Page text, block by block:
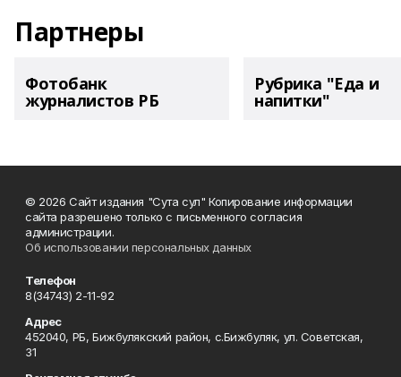
Партнеры
Фотобанк
журналистов РБ
Рубрика "Еда и
напитки"
© 2026 Сайт издания "Сута сул" Копирование информации
сайта разрешено только с письменного согласия
администрации.
Об использовании персональных данных
Телефон
8(34743) 2-11-92
Адрес
452040, РБ, Бижбулякский район, с.Бижбуляк, ул. Советская,
31